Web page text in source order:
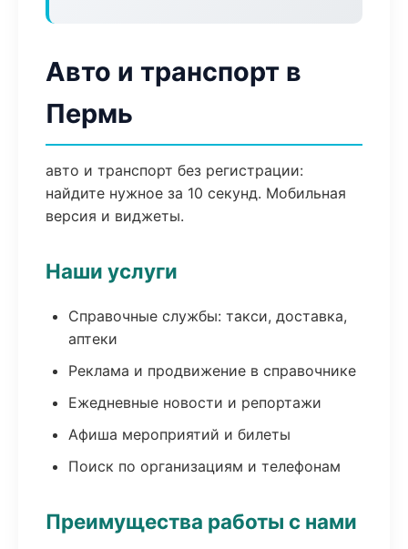
Авто и транспорт в
Пермь
авто и транспорт без регистрации:
найдите нужное за 10 секунд. Мобильная
версия и виджеты.
Наши услуги
Справочные службы: такси, доставка,
аптеки
Реклама и продвижение в справочнике
Ежедневные новости и репортажи
Афиша мероприятий и билеты
Поиск по организациям и телефонам
Преимущества работы с нами